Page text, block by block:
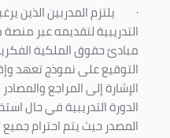
· يلتزم المدربين الذين
التدريبية لتقديمه عبر
مبادئ حقوق الملكية
التوقيع على نموذج تعهد
الإشارة إلى المراجع
الدورة التدريبية في حال
المصدر حيث يتم احترام